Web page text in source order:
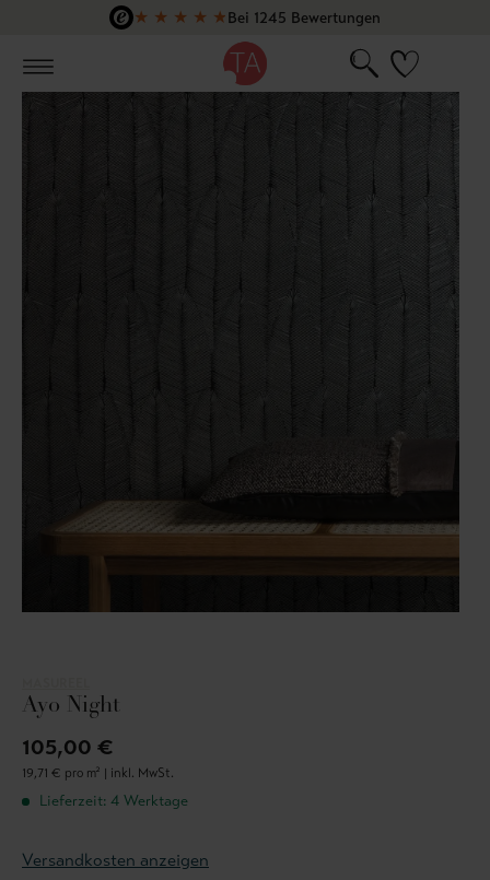
Zum Hauptinhalt springen
★ ★ ★ ★ ★Bei 1245 Bewertungen
Ayo Night
105,00 €
19,71 € pro m² | inkl. MwSt.
Lieferzeit: 4 Werktage
Versandkosten anzeigen